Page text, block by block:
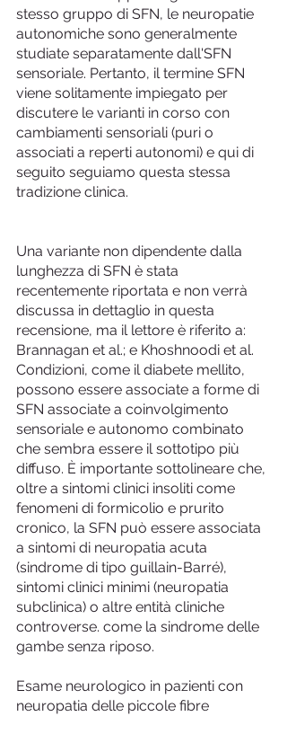
stesso gruppo di SFN, le neuropatie
autonomiche sono generalmente
studiate separatamente dall'SFN
sensoriale. Pertanto, il termine SFN
viene solitamente impiegato per
discutere le varianti in corso con
cambiamenti sensoriali (puri o
associati a reperti autonomi) e qui di
seguito seguiamo questa stessa
tradizione clinica.
Una variante non dipendente dalla
lunghezza di SFN è stata
recentemente riportata e non verrà
discussa in dettaglio in questa
recensione, ma il lettore è riferito a:
Brannagan et al.; e Khoshnoodi et al.
Condizioni, come il diabete mellito,
possono essere associate a forme di
SFN associate a coinvolgimento
sensoriale e autonomo combinato
che sembra essere il sottotipo più
diffuso. È importante sottolineare che,
oltre a sintomi clinici insoliti come
fenomeni di formicolio e prurito
cronico, la SFN può essere associata
a sintomi di neuropatia acuta
(sindrome di tipo guillain-Barré),
sintomi clinici minimi (neuropatia
subclinica) o altre entità cliniche
controverse. come la sindrome delle
gambe senza riposo.
Esame neurologico in pazienti con
neuropatia delle piccole fibre